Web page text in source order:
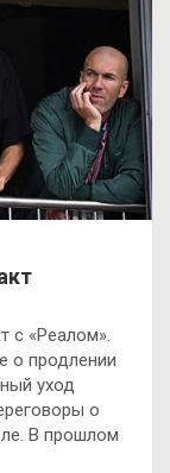
с «Реалом».
о продлении
уход
о
В прошлом